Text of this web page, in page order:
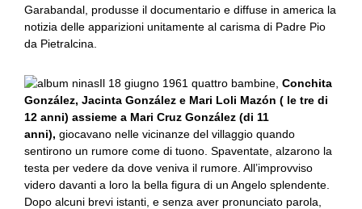
Garabandal, produsse il documentario e diffuse in america la
notizia delle apparizioni unitamente al carisma di Padre Pio
da Pietralcina.
Il 18 giugno 1961 quattro bambine, Conchita
González, Jacinta González e Mari Loli Mazón ( le tre di
12 anni) assieme a Mari Cruz González (di 11
anni), giocavano nelle vicinanze del villaggio quando
sentirono un rumore come di tuono. Spaventate, alzarono la
testa per vedere da dove veniva il rumore. All’improvviso
videro davanti a loro la bella figura di un Angelo splendente.
Dopo alcuni brevi istanti, e senza aver pronunciato parola,